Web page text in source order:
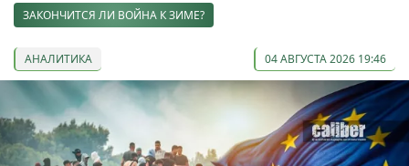
ЗАКОНЧИТСЯ ЛИ ВОЙНА К ЗИМЕ?
АНАЛИТИКА 04 АВГУСТА 2026 19:46